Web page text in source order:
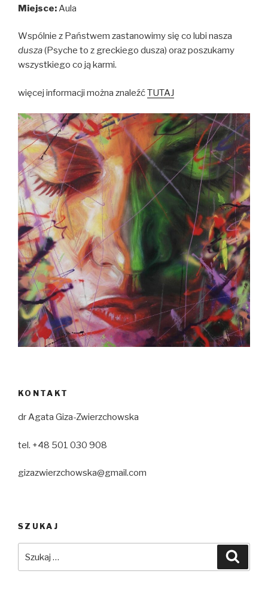
Miejsce:Aula
Wspólnie z Państwem zastanowimy się co lubi nasza
dusza(Psyche to z greckiego dusza) oraz poszukamy
wszystkiego co ją karmi.
więcej informacji można znaleźćTUTAJ
KONTAKT
dr Agata Giza-Zwierzchowska
tel. +48 501 030 908
gizazwierzchowska@gmail.com
SZUKAJ